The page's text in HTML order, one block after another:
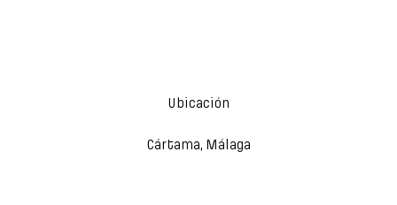
Ubicación
Cártama, Málaga